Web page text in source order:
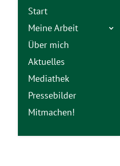
Start
Meine Arbeit
Über mich
Aktuelles
Mediathek
Pressebilder
Mitmachen!